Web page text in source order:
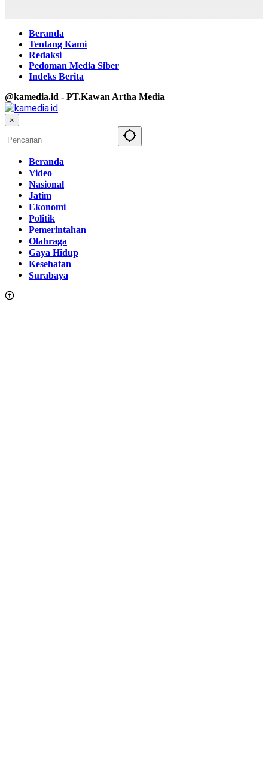
Beranda
Tentang Kami
Redaksi
Pedoman Media Siber
Indeks Berita
@kamedia.id - PT.Kawan Artha Media
×
Beranda
Video
Nasional
Jatim
Ekonomi
Politik
Pemerintahan
Olahraga
Gaya Hidup
Kesehatan
Surabaya